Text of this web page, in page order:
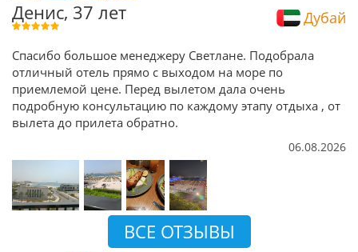
Денис, 37 лет Дубай
Спасибо большое менеджеру Светлане. Подобрала
отличный отель прямо с выходом на море по
приемлемой цене. Перед вылетом дала очень
подробную консультацию по каждому этапу отдыха , от
вылета до прилета обратно.
06.08.2026
ВСЕ ОТЗЫВЫ